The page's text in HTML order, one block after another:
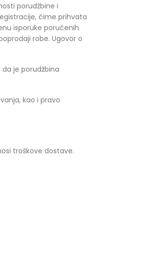
porudžbine i
čime prihvata
isporuke poručenih
robe. Ugovor o
je porudžbina
kao i pravo
troškove dostave.